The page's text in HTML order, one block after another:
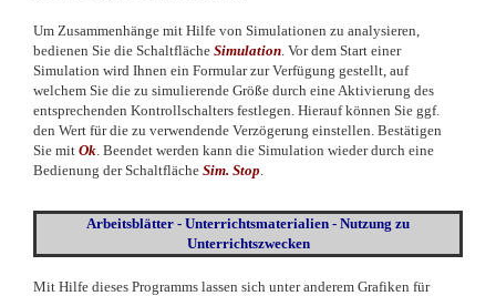
Um Zusammenhänge mit Hilfe von Simulationen zu analysieren,
bedienen Sie die Schaltfläche Simulation . Vor dem Start einer
Simulation wird Ihnen ein Formular zur Verfügung gestellt, auf
welchem Sie die zu simulierende Größe durch eine Aktivierung des
entsprechenden Kontrollschalters festlegen. Hierauf können Sie ggf.
den Wert für die zu verwendende Verzögerung einstellen. Bestätigen
Sie mit Ok . Beendet werden kann die Simulation wieder durch eine
Bedienung der Schaltfläche Sim. Stop
Arbeitsblätter - Unterrichtsmaterialien - Nutzung zu
Unterrichtszwecken
Mit Hilfe dieses Programms lassen sich unter anderem Grafiken für